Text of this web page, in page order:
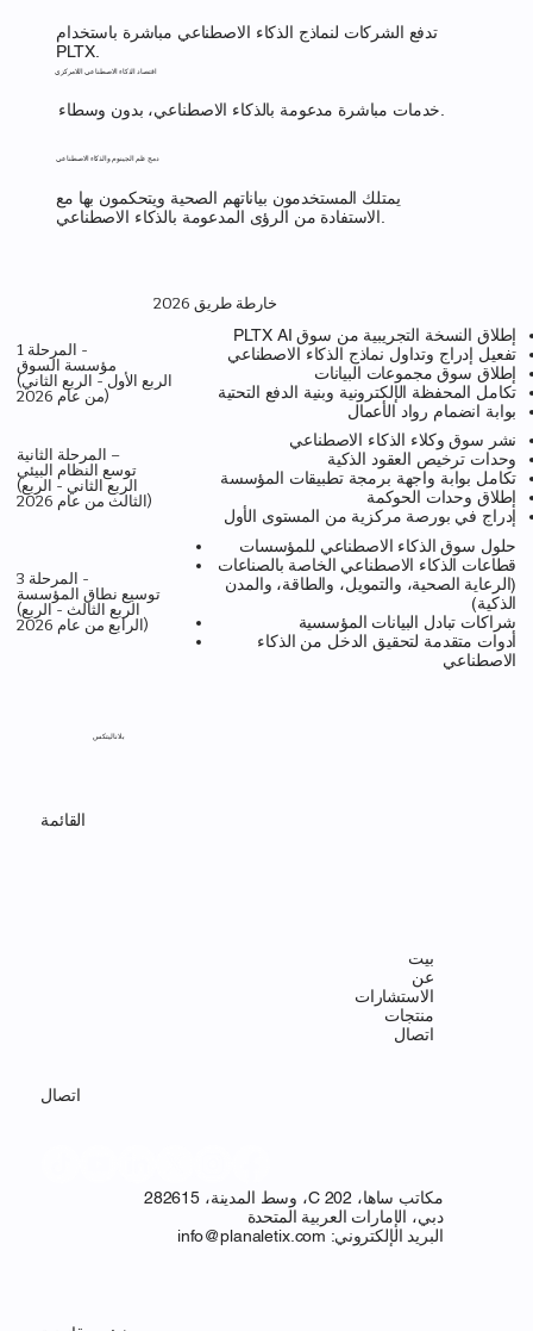
تدفع الشركات لنماذج الذكاء الاصطناعي مباشرة باستخدام
PLTX.
اقتصاد الذكاء الاصطناعي اللامركزي
خدمات مباشرة مدعومة بالذكاء الاصطناعي، بدون وسطاء.
دمج علم الجينوم والذكاء الاصطناعي
يمتلك المستخدمون بياناتهم الصحية ويتحكمون بها مع
خارطة طريق 2026
المرحلة 1 -
مؤسسة السوق
(الربع الأول - الربع الثاني
من عام 2026)
إطلاق النسخة التجريبية من سوق PLTX AI
تفعيل إدراج وتداول نماذج الذكاء الاصطناعي
إطلاق سوق مجموعات البيانات
تكامل المحفظة الإلكترونية وبنية الدفع التحتية
بوابة انضمام رواد الأعمال
المرحلة الثانية –
توسع النظام البيئي
(الربع الثاني - الربع
الثالث من عام 2026)
نشر سوق وكلاء الذكاء الاصطناعي
وحدات ترخيص العقود الذكية
تكامل بوابة واجهة برمجة تطبيقات المؤسسة
إطلاق وحدات الحوكمة
إدراج في بورصة مركزية من المستوى الأول
المرحلة 3 -
توسيع نطاق المؤسسة
(الربع الثالث - الربع
الرابع من عام 2026)
حلول سوق الذكاء الاصطناعي للمؤسسات
قطاعات الذكاء الاصطناعي الخاصة بالصناعات
(الرعاية الصحية، والتمويل، والطاقة، والمدن
الذكية)
شراكات تبادل البيانات المؤسسية
أدوات متقدمة لتحقيق الدخل من الذكاء
الاصطناعي
بلاناليتكس
القائمة
بيت
عن
الاستشارات
منتجات
اتصال
اتصال
مكاتب ساها، C 202، وسط المدينة، 282615
دبي، الإمارات العربية المتحدة
البريد الإلكتروني: info@planaletix.com